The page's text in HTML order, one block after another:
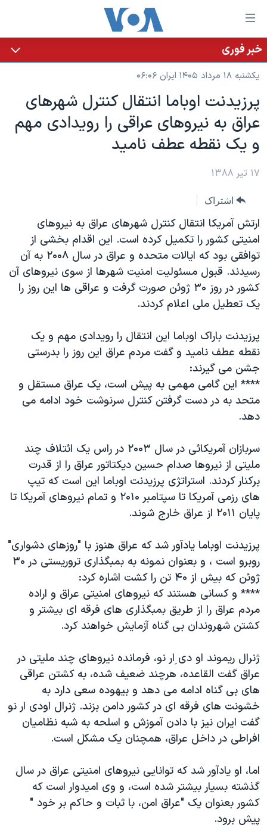
لینکهای
قابل
دسترسی
جهش
محتوای
اصلی
جهش
به
صفحه
جهش
به
جستجو
خانه
نسخه سبک وب‌سایت
موضوع ها
ایران
آمریکا
جهان
ویژه برنامه‌ها
ویدیوها
فرهنگ و زندگی
حقوق شهروندی
علم و فناوری
اسرائیل در جنگ
گالری عکس
آرشیو پخش زنده
برنامه های تلویزیونی
جدول برنامه ها
صفحه‌های ویژه
۲۵۰سالگی آمریکا
بایگانی برنامه‌های تلویزیونی
مستندها
انتخابات ریاست جمهوری آمریکا ۲۰۲۴
رمز مهسا
ورزش زنان در ایران
اعتراضات زن، زندگی، آزادی
مجموعه مستندهای دادخواهی
دادگاه حمید نوری
چهل سال گروگان‌گیری
قانون شفافیت دارائی کادر رهبری ایران
اعتراضات مردمی آبان ۹۸
نرگس محمدی برنده جایزه نوبل صلح
همایش محافظه‌کاران آمریکا «سی‌پک»
صفحه‌های ویژه
سفر پرزیدنت ترامپ به چین
فرکانس‌های صدای آمریکا
یادگیری زبان انگلیسی
دنبال کنید
زبانهای مختلف
خبر فوری
یکشنبه ۱۸ مرداد ۱۴۰۵ ایران ۰۶:۰۶
پرزيدنت اوباما انتقال کنترل شهرهای
عراق به نيروهای عراقی را رویدادی مهم
و یک نقطه عطف نامید
۱۷ تیر ۱۳۸۸
اشتراک
ارتش آمريکا انتقال کنترل شهرهای عراق به نیروهای
امنیتی کشور را تکمیل کرده است. این اقدام بخشی از
توافقی بود که ایالات متحده و عراق در سال ۲۰۰۸ به آن
رسیدند. قبول مسئولیت امنیت شهرها از سوی نیروهای آن
کشور در روز ۳۰ ژوئن صورت گرفت و عراقی ها این روز را
یک تعطیل ملی اعلام کردند.
پرزیدنت باراک اوباما این انتقال را رویدادی مهم و یک
نقطه عطف نامید و گفت مردم عراق این روز را بدرستی
جشن می گیرند:
**** این گامی مهمی به پیش است، یک عراق مستقل و
متحد به در دست گرفتن کنترل سرنوشت خود ادامه می
دهد.
سربازان آمريکائی در سال ۲۰۰۳ در راس یک ائتلاف چند
ملیتی از نیروها صدام حسین دیکتاتور عراق را از قدرت
برکنار کردند. استراتژی پرزیدنت اوباما این است که تیپ
های رزمی آمريکا تا سپتامبر ۲۰۱۰ و تمام نیروهای آمريکا تا
پایان ۲۰۱۱ از عراق خارج شوند.
پرزیدنت اوباما یادآور شد که عراق هنوز با "روزهای دشواری"
روبرو است ، و بعنوان نمونه به بمبگذاری تروریستی در ۳۰
ژوئن که بیش از ۴۰ تن را کشت اشاره کرد:
**** و کسانی هستند که نیروهای امنیتی عراق و اراده
مردم عراق را از طریق بمبگذاری های فرقه ای بیشتر و
کشتن شهروندان بی گناه آزمایش خواهند کرد.
ژنرال ریموند او دی ِار نو، فرمانده نیروهای چند ملیتی در
عراق گفت القاعده، هرچند ضعیف شده، به کشتن عراقی
های بی گناه ادامه می دهد و بیهوده سعی دارد به
خشونت های فرقه ای در کشور دامن بزند. ژنرال اودی ار نو
گفت ایران نیز با دادن آموزش و اسلحه به شبه نظامیان
افراطی در داخل عراق، همچنان یک مشکل است.
اما، او یادآور شد که توانایی نیروهای امنیتی عراق در سال
گذشته بسیار بیشتر شده است، و وی امیدوار است که
کشور بعنوان یک "عراق امن، با ثبات و حاکم بر خود "
پیش برود.